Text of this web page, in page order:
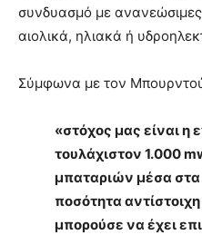
συνδυασμό με
αιολικά, ηλιακά ή
Σύμφωνα με τον
«στόχος μας είναι η
τουλάχιστον 1.000
μπαταριών μέσα
ποσότητα
μπορούσε να έχει